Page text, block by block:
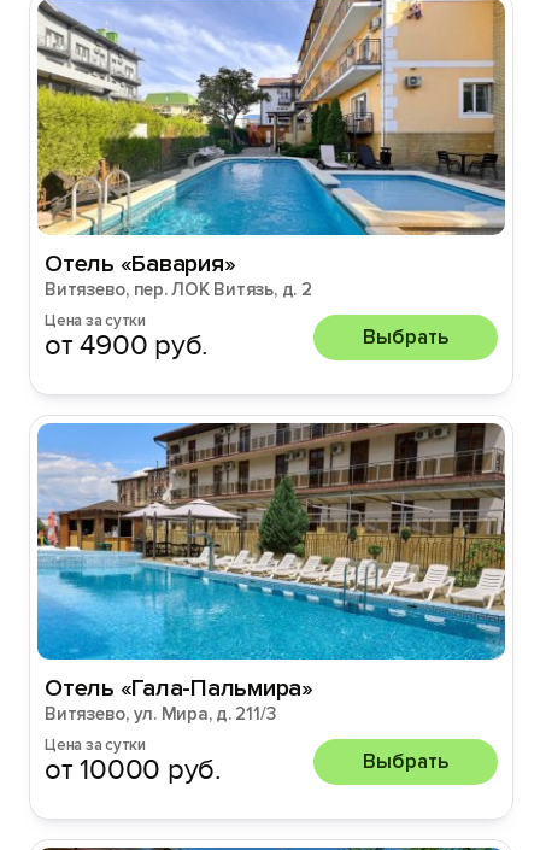
Отель «Бавария»
Витязево, пер. ЛОК Витязь, д. 2
Цена за сутки
от 4900 руб. Выбрать
Отель «Гала-Пальмира»
Витязево, ул. Мира, д. 211/3
Цена за сутки
от 10000 руб. Выбрать